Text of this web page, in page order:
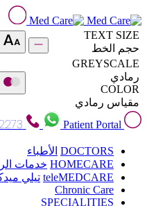
TEXT SIZE
حجم الخط
GREYSCALE
رمادي
COLOR
مقياس رمادي
Patient Portal
DOCTORS الأطباء
HOMECARE خدمات
teleMEDCARE تيلي
Chronic Care
SPECIALITIES